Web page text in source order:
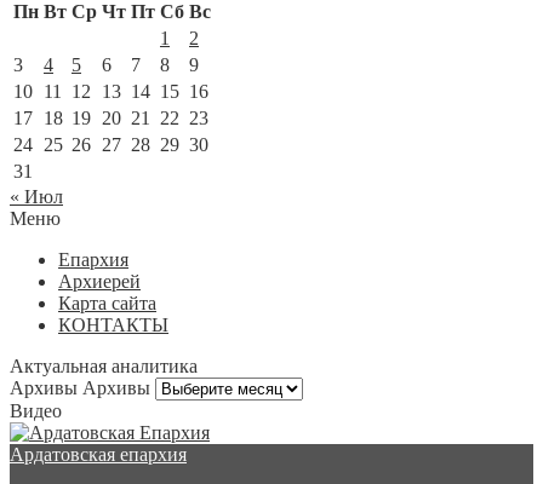
Пн Вт Ср Чт Пт Сб Вс
1
2
3
4 5 6 7 8
9
10 11 12 13 14 15 16
17 18 19 20 21 22 23
24 25 26 27 28 29 30
31
« Июл
Меню
Епархия
Архиерей
Карта сайта
КОНТАКТЫ
Актуальная аналитика
Архивы Архивы
Видео
Ардатовская епархия